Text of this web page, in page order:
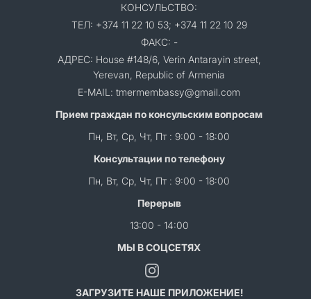
КОНСУЛЬСТВО:
ТЕЛ: +374 11 22 10 53; +374 11 22 10 29
ФАКС: -
АДРЕС: House #148/6, Verin Antarayin street,
Yerevan, Republic of Armenia
E-MAIL: tmermembassy@gmail.com
Прием граждан по консульским вопросам
Пн, Вт, Ср, Чт, Пт : 9:00 - 18:00
Консультации по телефону
Пн, Вт, Ср, Чт, Пт : 9:00 - 18:00
Перерыв
13:00 - 14:00
МЫ В СОЦСЕТЯХ
ЗАГРУЗИТЕ НАШЕ ПРИЛОЖЕНИЕ!